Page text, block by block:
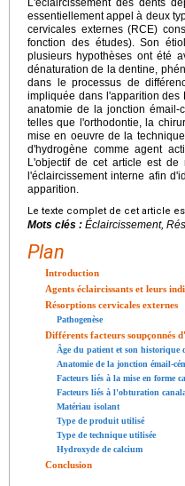
L'éclaircissement des dents
essentiellement appel à deux
cervicales externes (RCE)
fonction des études). Son
plusieurs hypothèses ont été
dénaturation de la dentine,
dans le processus de
impliquée dans l'apparition des
anatomie de la jonction émail-
telles que l'orthodontie, la
mise en oeuvre de la
d'hydrogène comme agent
L'objectif de cet article est de
l'éclaircissement interne afin
apparition.
Le texte complet de cet article
Mots clés : Éclaircissement,
Plan
Introduction
Agents éclaircissants et leurs
Résorptions cervicales externes
Pathogenèse
Différents facteurs soupçonnés
Âge du patient et son historique
Anatomie de la jonction émail-
Facteurs liés à la mise en forme
Facteurs liés à l'obturation
Matériau isolant
Type de produit utilisé
Type de technique utilisée
Hydroxyde de calcium
Conclusion